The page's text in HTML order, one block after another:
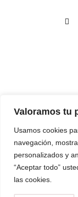
Valoramos tu
Usamos cookies
navegación,
personalizados y
“Aceptar todo”
las cookies.